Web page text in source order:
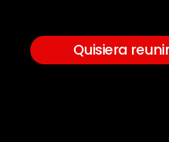
Quisiera